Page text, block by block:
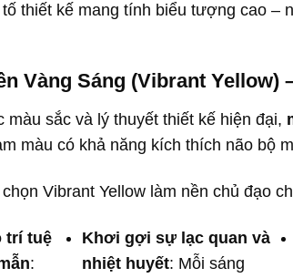
thiết kế mang tính biểu tượng cao –
Vàng Sáng (Vibrant
màu sắc và lý thuyết thiết kế hiện đại,
màu có khả năng kích thích não bộ
Vibrant Yellow làm nền chủ đạo
trí tuệ
:
Khơi gợi sự lạc quan và
nhiệt huyết: Mỗi sáng